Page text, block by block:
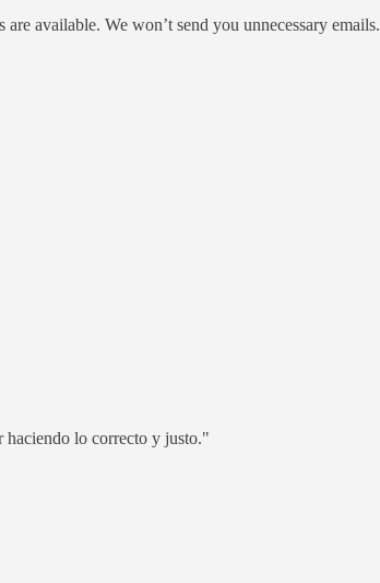
available. We won’t send you unnecessary emails.
haciendo lo correcto y justo."